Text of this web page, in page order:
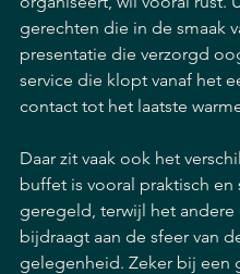
gerechten die in de smaak
presentatie die verzorgd
service die klopt vanaf het
contact tot het laatste
Daar zit vaak ook het
buffet is vooral praktisch en
geregeld, terwijl het andere
bijdraagt aan de sfeer van
gelegenheid. Zeker bij een